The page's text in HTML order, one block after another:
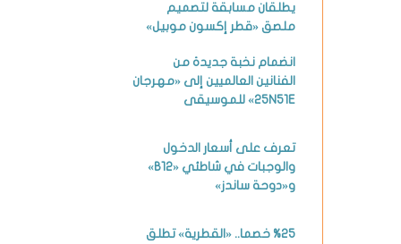
يطلقان مسابقة لتصميم
ملصق «قطر إكسون موبيل»
انضمام نخبة جديدة من
الفنانين العالميين إلى «مهرجان
25N51E» للموسيقى
تعرف على أسعار الدخول
والوجبات في شاطئي «B12»
و«دوحة ساندز»
%25 خصما.. «القطرية» تطلق